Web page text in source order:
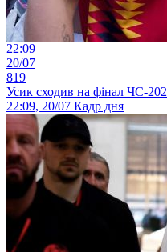
22:09
20/07
819
Усик сходив на фінал ЧС-
22:09, 20/07 Кадр дня